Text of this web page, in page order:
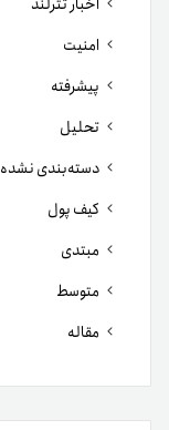
امنیت
پیشرفته
تحلیل
دسته‌بندی نشده
کیف پول
مبتدی
متوسط
مقاله